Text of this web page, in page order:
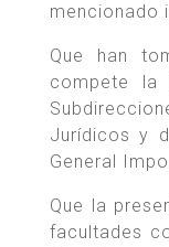
mencionado
Que han
compete la
Jurídicos y
General
Que la
facultades